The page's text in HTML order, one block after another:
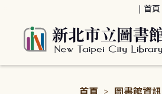
首頁